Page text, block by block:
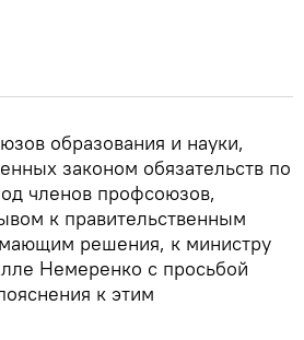
образования и науки,
законом обязательств по
членов профсоюзов,
к правительственным
решения, к министру
Немеренко с просьбой
к этим